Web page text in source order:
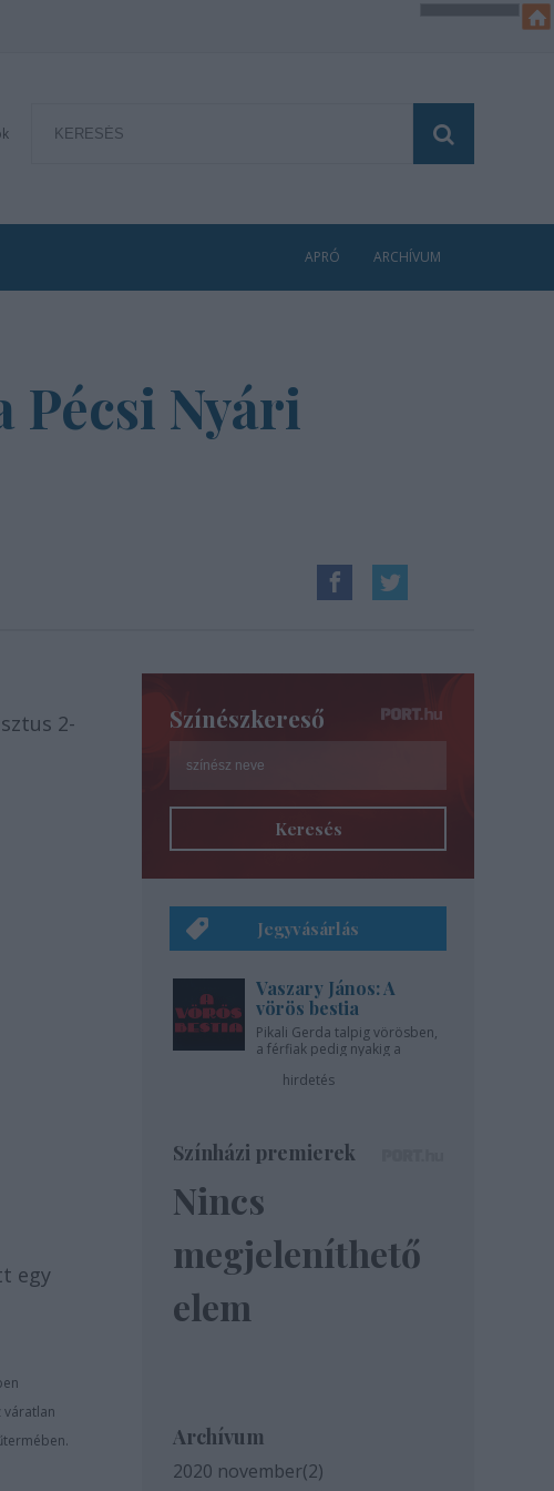
APRÓ ARCHÍVUM
Pécsi Nyári
2-
egy
váratlan
Színészkereső
Keresés
Jegyvásárlás
Vaszary János: A
vörös bestia
Pikali Gerda talpig vörösben,
a férfiak pedig nyakig a
hirdetés
Színházi premierek
Nincs
megjeleníthető
elem
Archívum
2020 november(2)